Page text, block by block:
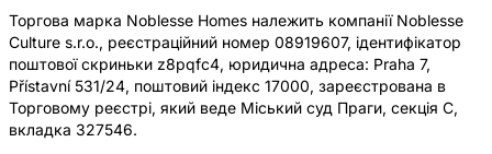
Торгова марка Noblesse Homes належить компанії Noblesse
Culture s.r.o., реєстраційний номер 08919607, ідентифікатор
поштової скриньки z8pqfc4, юридична адреса: Praha 7,
Přístavní 531/24, поштовий індекс 17000, зареєстрована в
Торговому реєстрі, який веде Міський суд Праги, секція C,
вкладка 327546.